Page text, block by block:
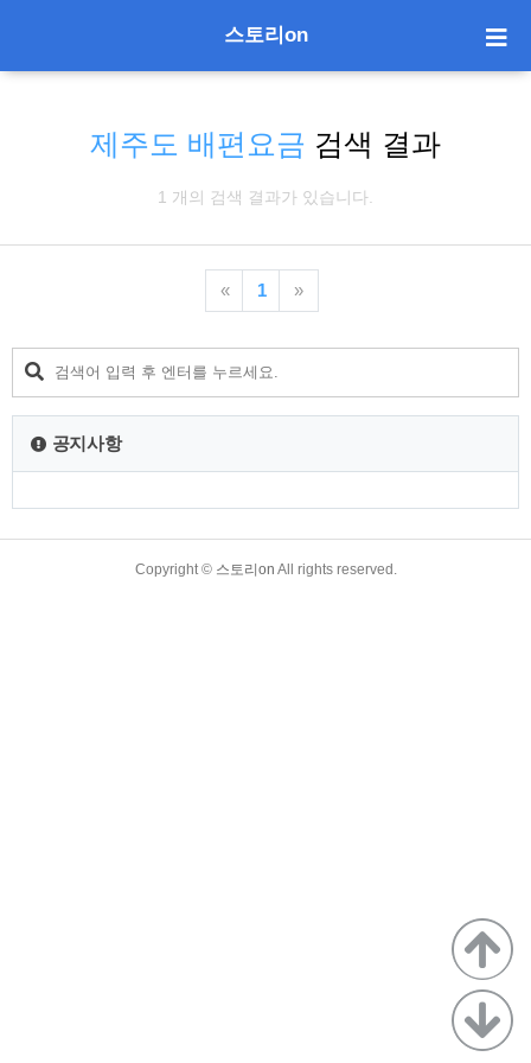
스토리on
제주도 배편요금 검색 결과
1 개의 검색 결과가 있습니다.
« 1 »
공지사항
Copyright © 스토리on All rights reserved.
TistoryWhaleSkin3.4